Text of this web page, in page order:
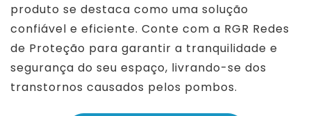
produto se destaca como uma solução
confiável e eficiente. Conte com a RGR Redes
de Proteção para garantir a tranquilidade e
segurança do seu espaço, livrando-se dos
transtornos causados pelos pombos.